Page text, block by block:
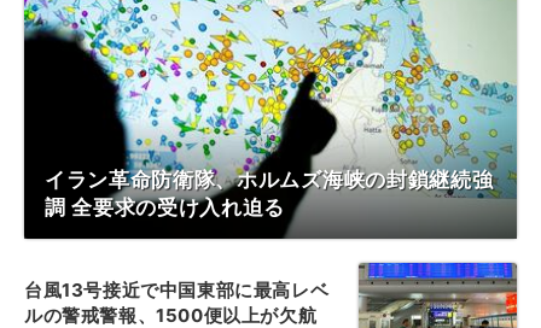
イラン革命防衛隊、ホルムズ海峡の封鎖継続強
調 全要求の受け入れ迫る
台風13号接近で中国東部に最高レベ
ルの警戒警報、1500便以上が欠航